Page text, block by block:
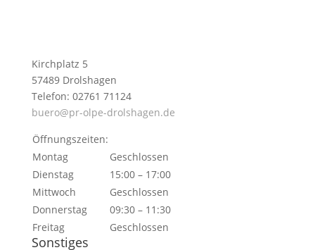
Kirchplatz 5
57489 Drolshagen
Telefon: 02761 71124
buero@pr-olpe-drolshagen.de
Öffnungszeiten:
Montag
Geschlossen
Dienstag
15:00 – 17:00
Mittwoch
Geschlossen
Donnerstag
09:30 – 11:30
Freitag
Geschlossen
Sonstiges